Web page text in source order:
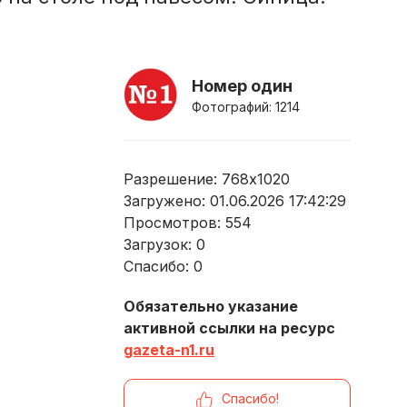
Номер один
Фотографий: 1214
Разрешение: 768x1020
Загружено: 01.06.2026 17:42:29
Просмотров: 554
Загрузок: 0
Спасибо: 0
Обязательно указание
активной ссылки на ресурс
gazeta-n1.ru
Спасибо!